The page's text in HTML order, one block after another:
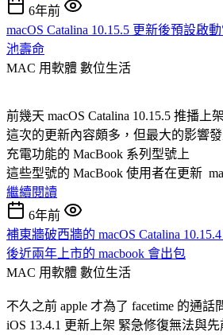
6年前
macOS Catalina 10.15.5 更新後預設啟
池壽命
MAC 用軟體 數位生活
前幾天 macOS Catalina 10.15.5 推播上
這次的更新內容頗多，但最大的影響發
充電功能的 MacBook 系列型號上
這些型號的 MacBook 使用者在更新
繼續閱讀
6年前
補東牆破西牆的 macOS Catalina
後近兩年上市的 macbook 會出包
MAC 用軟體 數位生活
不久之前 apple 才為了 facetime 的通
iOS 13.4.1 更新上架 緊急修復無法與先